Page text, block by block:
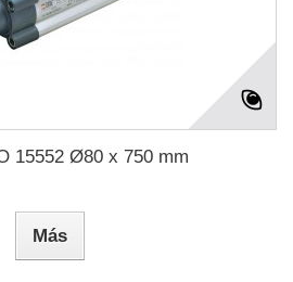
15552 Ø80 x 750 mm
Más